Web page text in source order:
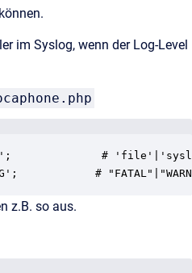
im Syslog, wenn der Log-Level
#
#
z.B. so aus.